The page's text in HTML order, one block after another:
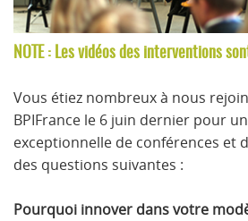
NOTE : Les vidéos des interventions
Vous étiez nombreux à nous
BPIFrance le 6 juin dernier pour
exceptionnelle de conférences et
des questions suivantes :
Pourquoi innover dans votre